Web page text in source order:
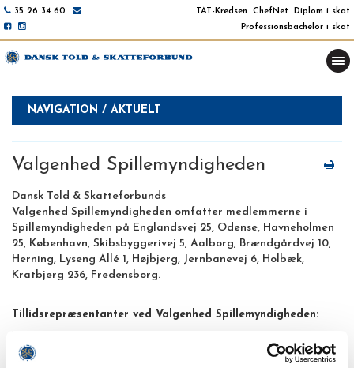
35 26 34 60 TAT-Kredsen ChefNet
Diplom i skat
Professionsbachelor i skat
NAVIGATION / AKTUELT
Valgenhed Spillemyndigheden
Dansk Told & Skatteforbunds
Valgenhed Spillemyndigheden omfatter medlemmerne i
Spillemyndigheden på Englandsvej 25, Odense, Havneholmen
25, København, Skibsbyggerivej 5, Aalborg, Brændgårdvej 10,
Herning, Lyseng Allé 1, Højbjerg, Jernbanevej 6, Holbæk,
Kratbjerg 236, Fredensborg.
Tillidsrepræsentanter ved Valgenhed Spillemyndigheden: